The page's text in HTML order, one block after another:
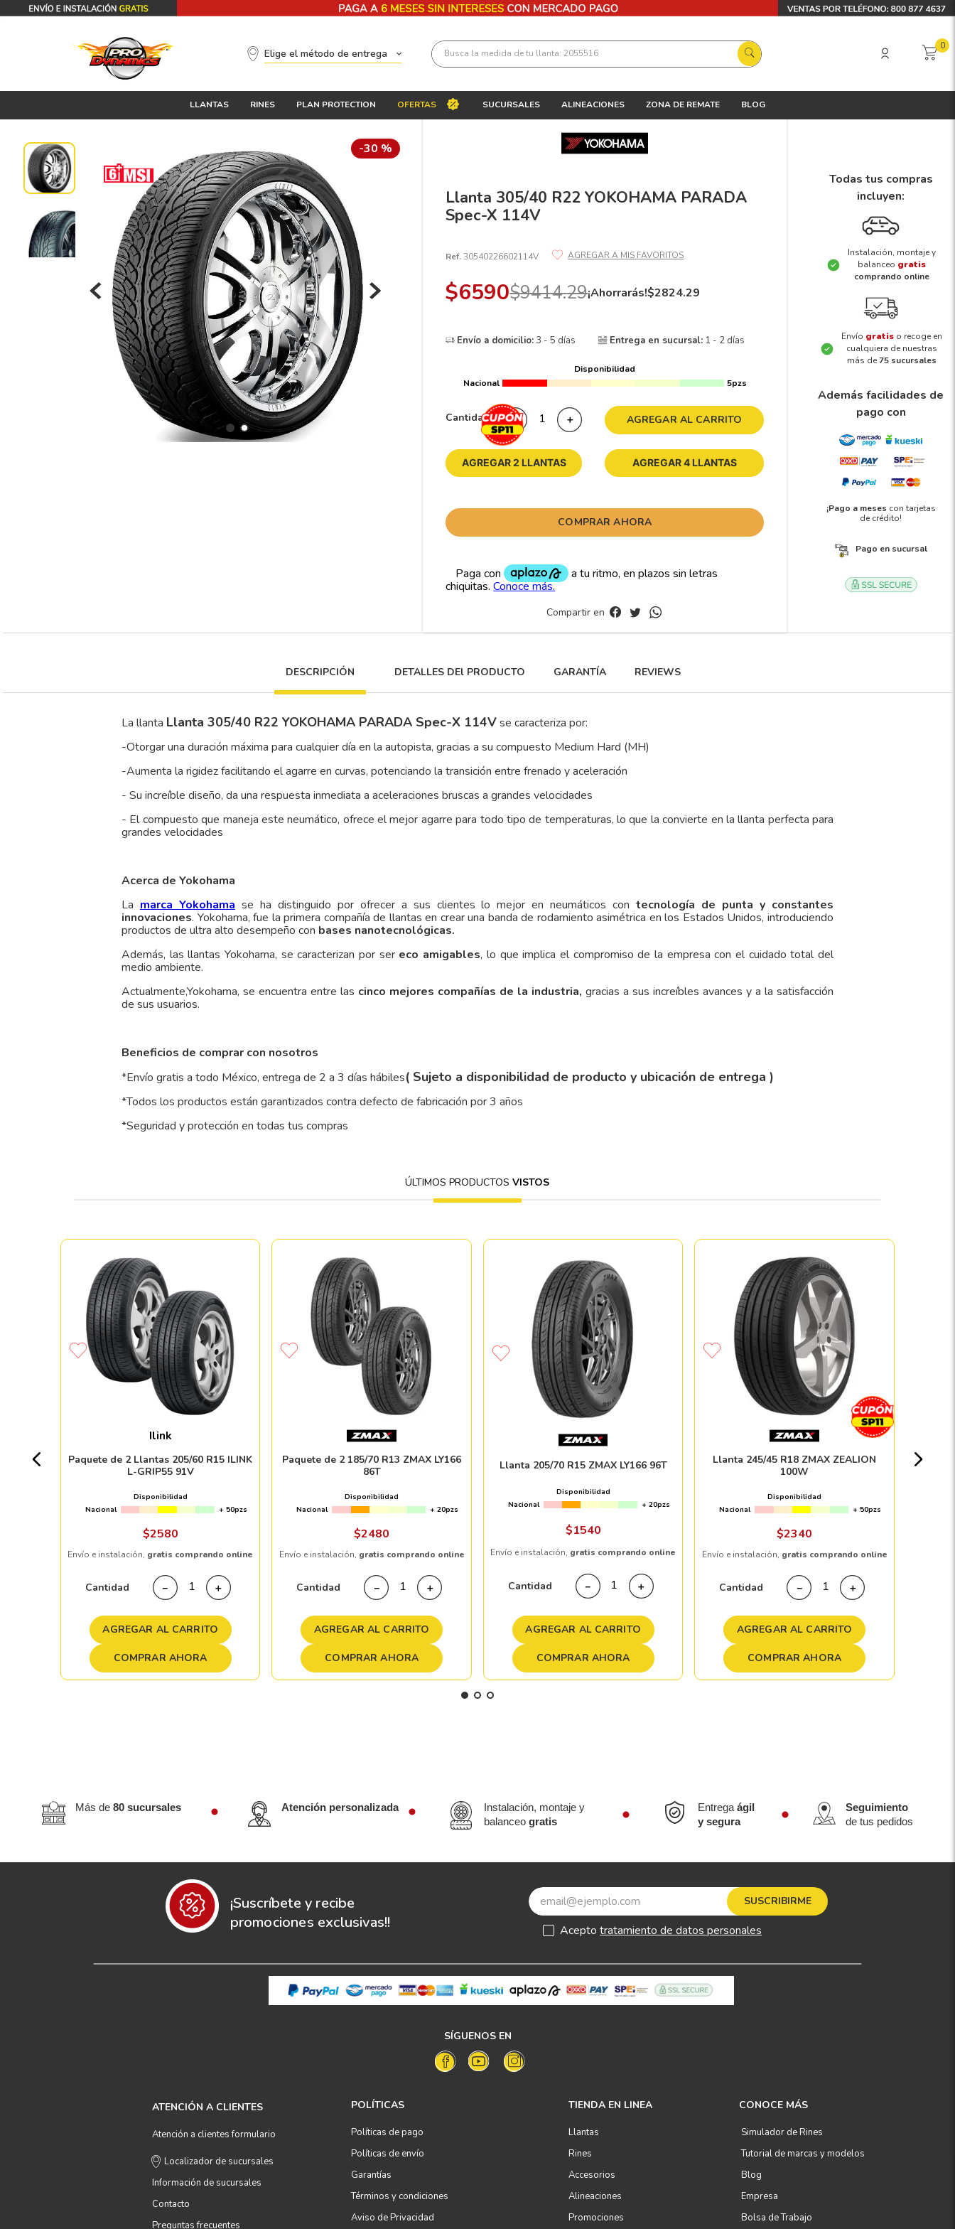
Elige el método de entrega Busca la medida de tu llanta: 2055516 0
LLANTAS RINES PLAN PROTECTION OFERTAS SUCURSALES ALINEACIONES ZONA DE REMATE BLOG
-30 %
Llanta 305/40 R22 YOKOHAMA PARADA
Spec-X 114V
Ref.30540226602114V
$6590$9414.29¡Ahorrarás!$2824.29
Envío a domicilio:3 - 5 días Entrega en sucursal: 1 - 2 días
Disponibilidad
Nacional
5pzs
Cantidad ＋
－ AGREGAR AL CARRITO
AGREGAR 2 LLANTAS AGREGAR 4 LLANTAS
COMPRAR AHORA
Compartir en
Todas tus compras
incluyen:
Instalación, montaje y
balanceo gratis
comprando online
Envío gratis o recoge en
cualquiera de nuestras
más de75 sucursales
Además facilidades de
pago con
¡Pago a meses con tarjetas
de crédito!
Pago en sucursal
DESCRIPCIÓN DETALLES DEl PRODUCTO GARANTÍA REVIEWS
La llanta Llanta 305/40 R22 YOKOHAMA PARADA Spec-X 114Vse caracteriza por:
-Otorgar una duración máxima para cualquier día en la autopista, gracias a su compuesto Medium Hard (MH)
-Aumenta la rigidez facilitando el agarre en curvas, potenciando la transición entre frenado y aceleración
- Su increíble diseño, da una respuesta inmediata a aceleraciones bruscas a grandes velocidades
- El compuesto que maneja este neumático, ofrece el mejor agarre para todo tipo de temperaturas, lo que la convierte en la llanta perfecta para
grandes velocidades
Acerca de Yokohama
La marca Yokohama se ha distinguido por ofrecer a sus clientes lo mejor en neumáticos contecnología de punta y constantes
innovaciones. Yokohama, fue la primera compañía de llantas en crear una banda de rodamiento asimétrica en los Estados Unidos, introduciendo
productos de ultra alto desempeño con bases nanotecnológicas.
Además, las llantas Yokohama, se caracterizan por ser eco amigables, lo que implica el compromiso de la empresa con el cuidado total del
medio ambiente.
Actualmente,Yokohama, se encuentra entre las cinco mejores compañías de la industria, gracias a sus increíbles avances y a la satisfacción
de sus usuarios.
Beneficios de comprar con nosotros
*Envío gratis a todo México, entrega de 2 a 3 días hábiles( Sujeto a disponibilidad de producto y ubicación de entrega )
*Todos los productos están garantizados contra defecto de fabricación por 3 años
*Seguridad y protección en todas tus compras
ÚLTIMOS PRODUCTOSVISTOS
Ilink
Paquete de 2 Llantas 205/60 R15 ILINK
L-GRIP55 91V
Disponibilidad
Nacional
+ 50pzs
$2580
Envío e instalación, gratis comprando online
Cantidad ＋
－
AGREGAR AL CARRITO
COMPRAR AHORA
Paquete de 2 185/70 R13 ZMAX LY166
86T
Disponibilidad
Nacional
+ 20pzs
$2480
Envío e instalación, gratis comprando online
Cantidad ＋
－
AGREGAR AL CARRITO
COMPRAR AHORA
Llanta 205/70 R15 ZMAX LY166 96T
Disponibilidad
Nacional
+ 20pzs
$1540
Envío e instalación, gratis comprando online
Cantidad ＋
－
AGREGAR AL CARRITO
COMPRAR AHORA
Llanta 245/45 R18 ZMAX ZEALION
100W
Disponibilidad
Nacional
+ 50pzs
$2340
Envío e instalación, gratis comprando online
Cantidad ＋
－
AGREGAR AL CARRITO
COMPRAR AHORA
Más de 80 sucursales Atención personalizada
Instalación, montaje y
balanceogratis
Entregaágil
y segura
Seguimiento
de tus pedidos
¡Suscríbete y recibe
promociones exclusivas!!
SUSCRIBIRME
Acepto tratamiento de datos personales
SÍGUENOS EN
ATENCIÓN A CLIENTES
Atención a clientes formulario
Localizador de sucursales
Información de sucursales
Contacto
Preguntas frecuentes
POLÍTICAS
Políticas de pago
Políticas de envío
Garantías
Términos y condiciones
Aviso de Privacidad
TIENDA EN LINEA
Llantas
Rines
Accesorios
Alineaciones
Promociones
CONOCE MÁS
Simulador de Rines
Tutorial de marcas y modelos
Blog
Empresa
Bolsa de Trabajo
Términos más buscados
195 65 15